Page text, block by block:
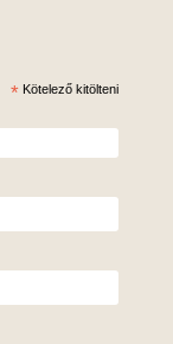
* Kötelező kitölteni